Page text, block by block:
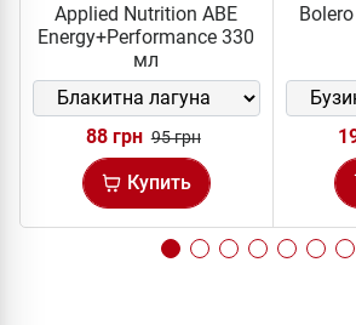
Applied Nutrition ABE
Energy+Performance 330
мл
88 грн 95 грн
Купить